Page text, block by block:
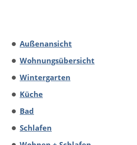
Außenansicht
Wohnungsübersicht
Wintergarten
Küche
Bad
Schlafen